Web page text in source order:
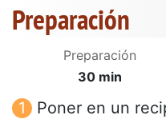
Preparación
Preparación
30 min
Poner en un